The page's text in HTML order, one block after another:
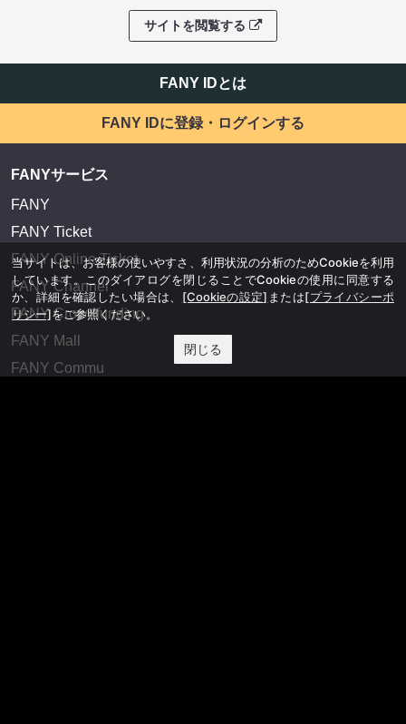
サイトを閲覧する
FANY IDとは
FANY IDに登録・ログインする
FANYサービス
FANY
FANY Ticket
FANY Online Ticket
FANY Channel
FANY Crowdfunding
FANY Mall
FANY Commu
当サイトは、お客様の使いやすさ、利用状況の分析のためCookieを利用
しています。このダイアログを閉じることでCookieの使用に同意する
か、詳細を確認したい場合は、 [Cookieの設定] または[プライバシーポ
リシー]をご参照ください。
閉じる